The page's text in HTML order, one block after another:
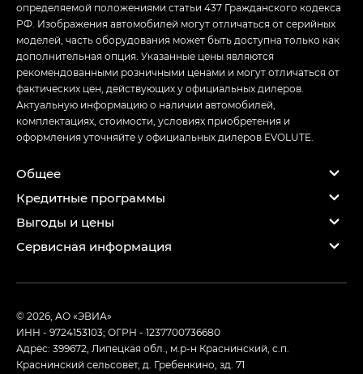
определяемой положениями статьи 437 Гражданского кодекса
РФ. Изображения автомобилей могут отличаться от серийных
моделей, часть оборудования может быть доступна только как
дополнительная опция. Указанные цены являются
рекомендованными розничными ценами и могут отличаться от
фактических цен, действующих у официальных дилеров.
Актуальную информацию о наличии автомобилей,
комплектациях, стоимости, условиях приобретения и
оформления уточняйте у официальных дилеров EVOLUTE.
Общее
Кредитные программы
Выгоды и цены
Сервисная информация
© 2026, АО «ЭВИА»
ИНН - 9724153103; ОГРН - 1237700736680
Адрес: 399672, Липецкая обл., м.р-н Краснинский, с.п.
Краснинский сельсовет, д. Гребенкино, зд. 71